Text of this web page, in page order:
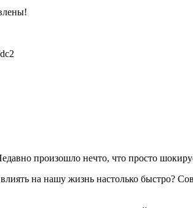
произошло нечто, что просто
на нашу жизнь настолько быстро?